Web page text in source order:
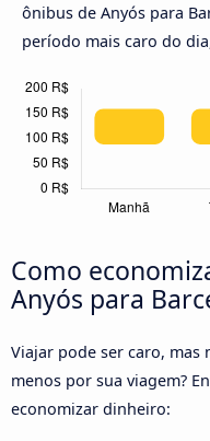
ônibus de Anyós para
período mais caro do
Como
Anyós para
Viajar pode ser caro, mas
menos por sua viagem?
economizar dinheiro: